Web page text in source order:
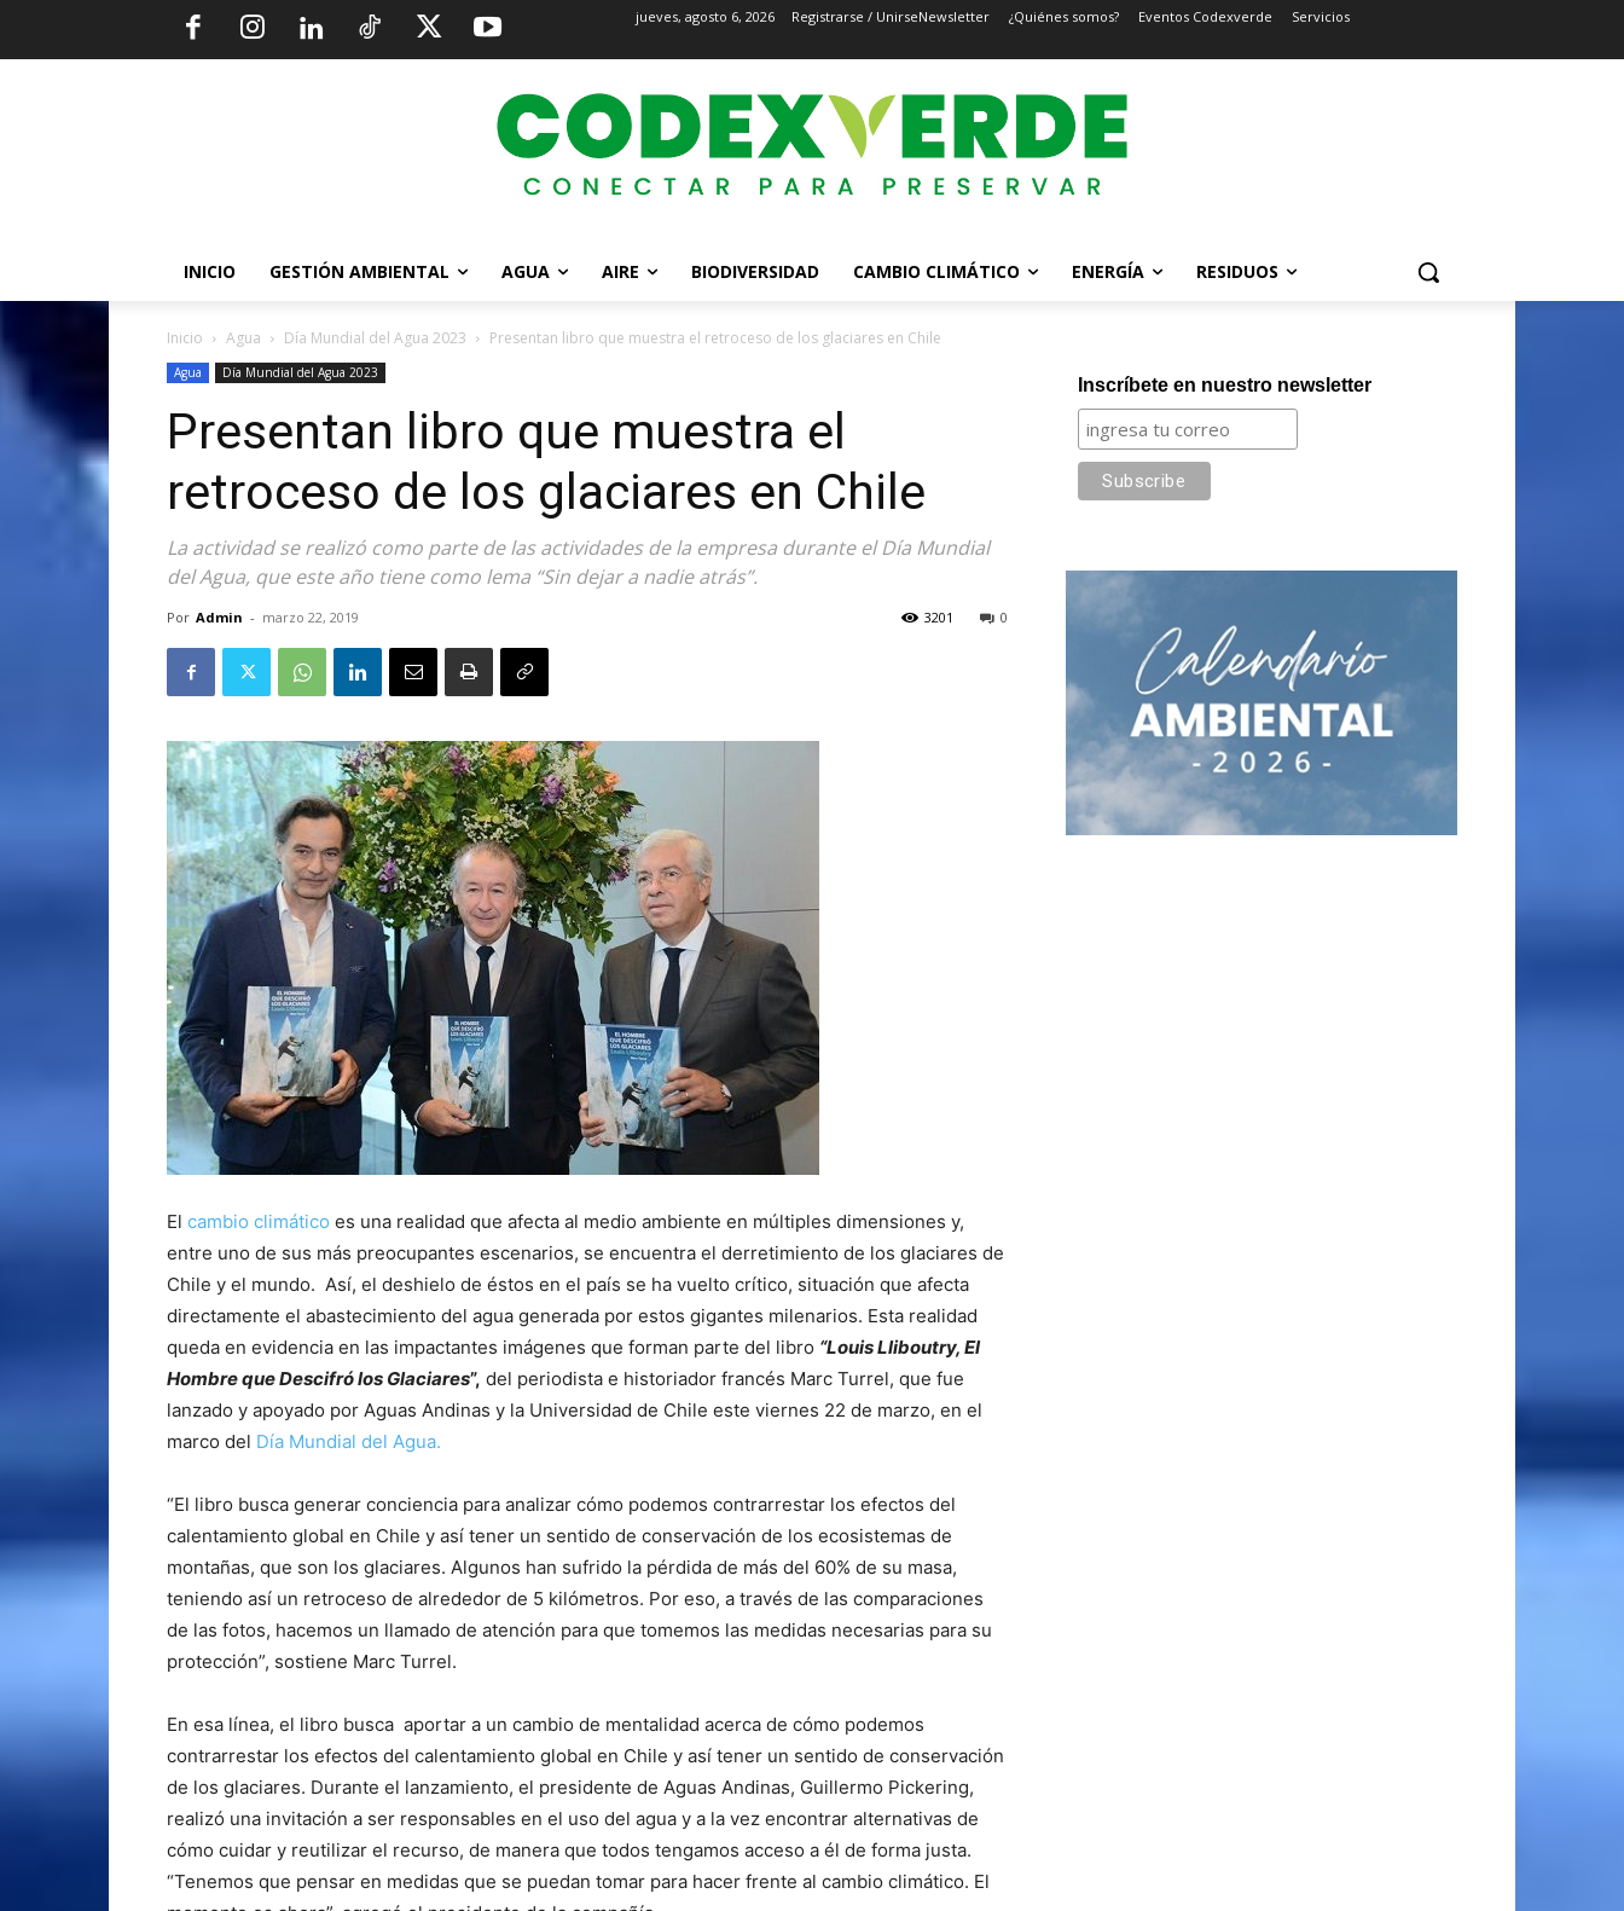
jueves, agosto 6, 2026 Registrarse / UnirseNewsletter ¿Quiénes somos? Eventos Codexverde Servicios
INICIO GESTIÓN AMBIENTAL AGUA AIRE BIODIVERSIDAD CAMBIO CLIMÁTICO ENERGÍA RESIDUOS
Inicio Agua Día Mundial del Agua 2023 Presentan libro que muestra el retroceso de los glaciares en Chile
Agua Día Mundial del Agua 2023
Presentan libro que muestra el
retroceso de los glaciares en Chile
La actividad se realizó como parte de las actividades de la empresa durante el Día Mundial
del Agua, que este año tiene como lema “Sin dejar a nadie atrás”.
Por Admin - marzo 22, 2019 0
3201
El cambio climático es una realidad que afecta al medio ambiente en múltiples dimensiones y,
entre uno de sus más preocupantes escenarios, se encuentra el derretimiento de los glaciares de
Chile y el mundo. Así, el deshielo de éstos en el país se ha vuelto crítico, situación que afecta
directamente el abastecimiento del agua generada por estos gigantes milenarios. Esta realidad
queda en evidencia en las impactantes imágenes que forman parte del libro “Louis Lliboutry, El
Hombre que Descifró los Glaciares”, del periodista e historiador francés Marc Turrel, que fue
lanzado y apoyado por Aguas Andinas y la Universidad de Chile este viernes 22 de marzo, en el
marco del Día Mundial del Agua.
“El libro busca generar conciencia para analizar cómo podemos contrarrestar los efectos del
calentamiento global en Chile y así tener un sentido de conservación de los ecosistemas de
montañas, que son los glaciares. Algunos han sufrido la pérdida de más del 60% de su masa,
teniendo así un retroceso de alrededor de 5 kilómetros. Por eso, a través de las comparaciones
de las fotos, hacemos un llamado de atención para que tomemos las medidas necesarias para su
protección”, sostiene Marc Turrel.
En esa línea, el libro busca aportar a un cambio de mentalidad acerca de cómo podemos
contrarrestar los efectos del calentamiento global en Chile y así tener un sentido de conservación
de los glaciares. Durante el lanzamiento, el presidente de Aguas Andinas, Guillermo Pickering,
realizó una invitación a ser responsables en el uso del agua y a la vez encontrar alternativas de
cómo cuidar y reutilizar el recurso, de manera que todos tengamos acceso a él de forma justa.
“Tenemos que pensar en medidas que se puedan tomar para hacer frente al cambio climático. El
Inscríbete en nuestro newsletter